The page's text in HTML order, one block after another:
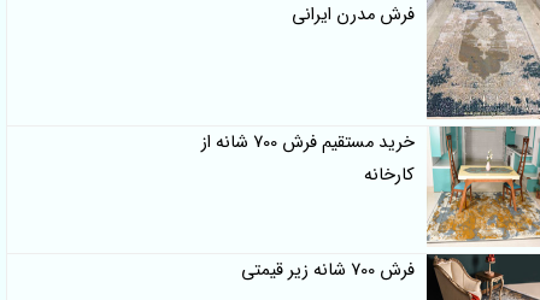
فرش مدرن ایرانی
خرید مستقیم فرش 700 شانه از
کارخانه
فرش 700 شانه زیر قیمتی